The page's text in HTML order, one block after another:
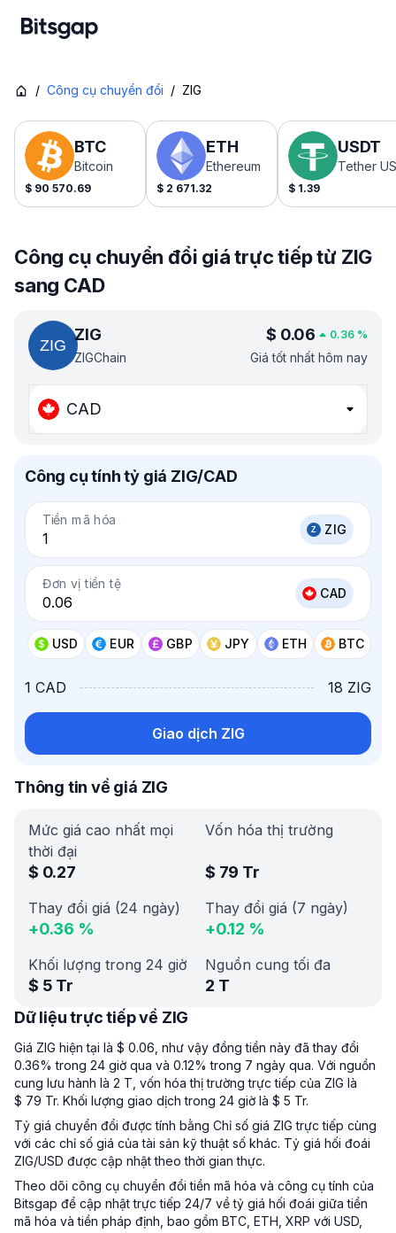
/ Công cụ chuyển đổi / ZIG
BTC
Bitcoin
$ 90 570.69
ETH
Ethereum
$ 2 671.32
USDT
Tether
$ 1.39
Công cụ chuyển đổi giá trực tiếp từ ZIG
sang CAD
ZIG
ZIGChain
$ 0.06 0.36 %
Giá tốt nhất hôm nay
CAD
Công cụ tính tỷ giá ZIG/CAD
Tiền mã hóa
ZIG
Đơn vị tiền tệ
CAD
USD EUR GBP JPY ETH BTC
1 CAD 18 ZIG
Giao dịch ZIG
Thông tin về giá ZIG
Mức giá cao nhất mọi
thời đại
$ 0.27
Vốn hóa thị trường
$ 79 Tr
Thay đổi giá (24 ngày)
+0.36 %
Thay đổi giá (7 ngày)
+0.12 %
Khối lượng trong 24 giờ
$ 5 Tr
Nguồn cung tối đa
2 T
Dữ liệu trực tiếp về ZIG
Giá ZIG hiện tại là $ 0.06, như vậy đồng tiền này đã thay đổi
0.36% trong 24 giờ qua và 0.12% trong 7 ngày qua. Với nguồn
cung lưu hành là 2 T, vốn hóa thị trường trực tiếp của ZIG là
$ 79 Tr. Khối lượng giao dịch trong 24 giờ là $ 5 Tr.
Tỷ giá chuyển đổi được tính bằng Chỉ số giá ZIG trực tiếp cùng
với các chỉ số giá của tài sản kỹ thuật số khác. Tỷ giá hối đoái
ZIG/USD được cập nhật theo thời gian thực.
Theo dõi công cụ chuyển đổi tiền mã hóa và công cụ tính của
Bitsgap để cập nhật trực tiếp 24/7 về tỷ giá hối đoái giữa tiền
mã hóa và tiền pháp định, bao gồm BTC, ETH, XRP với USD,